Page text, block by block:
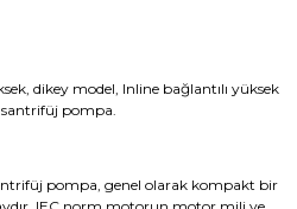
dikey model, Inline bağlantılı yüksek
santrifüj pompa.
pompa, genel olarak kompakt bir